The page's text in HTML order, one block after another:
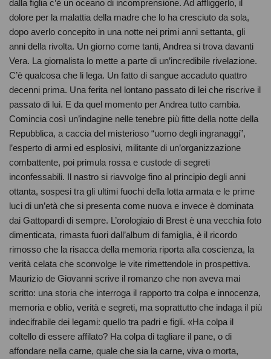
dalla figlia c’è un oceano di incomprensione. Ad affliggerlo, il
dolore per la malattia della madre che lo ha cresciuto da sola,
dopo averlo concepito in una notte nei primi anni settanta, gli
anni della rivolta. Un giorno come tanti, Andrea si trova davanti
Vera. La giornalista lo mette a parte di un’incredibile rivelazione.
C’è qualcosa che li lega. Un fatto di sangue accaduto quattro
decenni prima. Una ferita nel lontano passato di lei che riscrive il
passato di lui. E da quel momento per Andrea tutto cambia.
Comincia così un’indagine nelle tenebre più fitte della notte della
Repubblica, a caccia del misterioso “uomo degli ingranaggi”,
l’esperto di armi ed esplosivi, militante di un’organizzazione
combattente, poi primula rossa e custode di segreti
inconfessabili. Il nastro si riavvolge fino al principio degli anni
ottanta, sospesi tra gli ultimi fuochi della lotta armata e le prime
luci di un’età che si presenta come nuova e invece è dominata
dai Gattopardi di sempre. L’orologiaio di Brest è una vecchia foto
dimenticata, rimasta fuori dall’album di famiglia, è il ricordo
rimosso che la risacca della memoria riporta alla coscienza, la
verità celata che sconvolge le vite rimettendole in prospettiva.
Maurizio de Giovanni scrive il romanzo che non aveva mai
scritto: una storia che interroga il rapporto tra colpa e innocenza,
memoria e oblio, verità e segreti, ma soprattutto che indaga il più
indecifrabile dei legami: quello tra padri e figli. «Ha colpa il
coltello di essere affilato? Ha colpa di taglia­re il pane, o di
affondare nella carne, quale che sia la carne, viva o morta,